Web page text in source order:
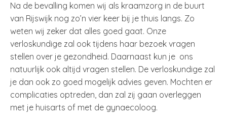
Na de bevalling komen wij als kraamzorg in de buurt
van Rijswijk nog zo’n vier keer bij je thuis langs. Zo
weten wij zeker dat alles goed gaat. Onze
verloskundige zal ook tijdens haar bezoek vragen
stellen over je gezondheid. Daarnaast kun je ons
natuurlijk ook altijd vragen stellen. De verloskundige zal
je dan ook zo goed mogelijk advies geven. Mochten er
complicaties optreden, dan zal zij gaan overleggen
met je huisarts of met de gynaecoloog.